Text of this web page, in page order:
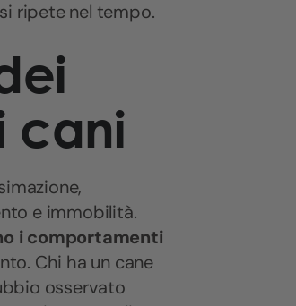
ripete nel tempo.
cani
e immobilità.
i comportamenti
Chi ha un cane
osservato